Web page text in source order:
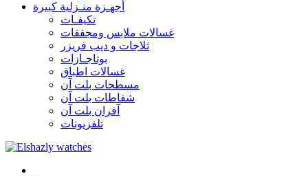
أجهـزة منـزلية كبيرة
تكيفـات
غسالات ملابس ومجففات
ثلاجات و ديب فريزر
بوتاجـازات
غسالات اطباق
مسطحات بلت آن
شفاطات بلت آن
آفران بلت آن
تلفزيونات